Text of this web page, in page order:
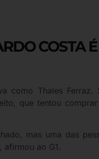
COSTA
como Thales Ferraz.
que tentou
mas uma das
ao G1.